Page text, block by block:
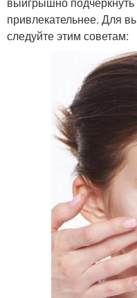
привлекательнее. Для
следуйте этим советам: